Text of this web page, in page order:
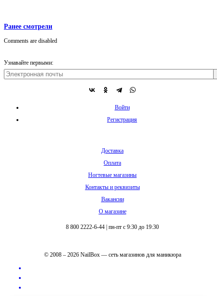
Ранее смотрели
Comments are disabled
Узнавайте первыми:
Войти
Регистрация
Доставка
Оплата
Ногтевые магазины
Контакты и реквизиты
Вакансии
О магазине
8 800 2222-6-44 пн-пт с 9:30 до 19:30
© 2008 – 2026 NailBox — сеть магазинов для маникюра